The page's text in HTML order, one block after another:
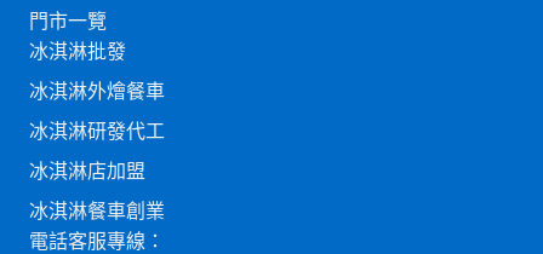
門市一覽
冰淇淋批發
冰淇淋外燴餐車
冰淇淋研發代工
冰淇淋店加盟
冰淇淋餐車創業
電話客服專線：